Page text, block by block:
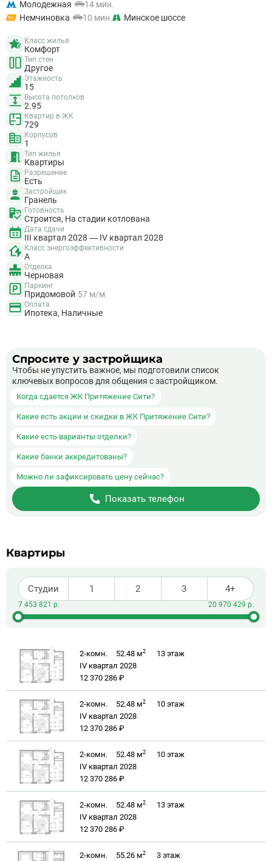
Молодежная
14 мин.
Немчиновка
10 мин. Минское шоссе
Класс жилья
Комфорт
Тип стен
Другое
Этажность
15
Высота потолков
2.95
Квартир в ЖК
729
Корпусов
1
Тип жилья
Квартиры
Разрешение
Есть
Застройщик
Гранель
Готовность
Строится, На стадии котлована
Дата сдачи
III квартал 2028 — IV квартал 2028
Класс энергоэффективности
A
Отделка
Черновая
Паркинг
Придомовой 57 м/м
Оплата
Ипотека, Наличные
Спросите у застройщика
Чтобы не упустить важное, мы подготовили список
ключевых вопросов для общения с застройщиком.
Когда сдается ЖК Притяжение Сити?
Какие есть акции и скидки в ЖК Притяжение Сити?
Какие есть варианты отделки?
Какие банки аккредитованы?
Можно ли зафиксировать цену сейчас?
Показать телефон
Квартиры
Студии 1 2 3 4+
2-комн. 52.48 м2 13 этаж
IV квартал 2028
12 370 286 ₽
2-комн. 52.48 м2 10 этаж
IV квартал 2028
12 370 286 ₽
2-комн. 52.48 м2 10 этаж
IV квартал 2028
12 370 286 ₽
2-комн. 52.48 м2 13 этаж
IV квартал 2028
12 370 286 ₽
2-комн. 55.26 м2 3 этаж